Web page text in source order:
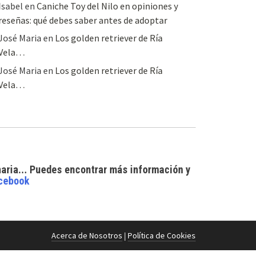
en Caniche Toy del Nilo en opiniones y
qué debes saber antes de adoptar
Mariaen Los golden retriever de Ría
Mariaen Los golden retriever de Ría
Puedes encontrar más información y
Acerca de Nosotros | Política de Cookies